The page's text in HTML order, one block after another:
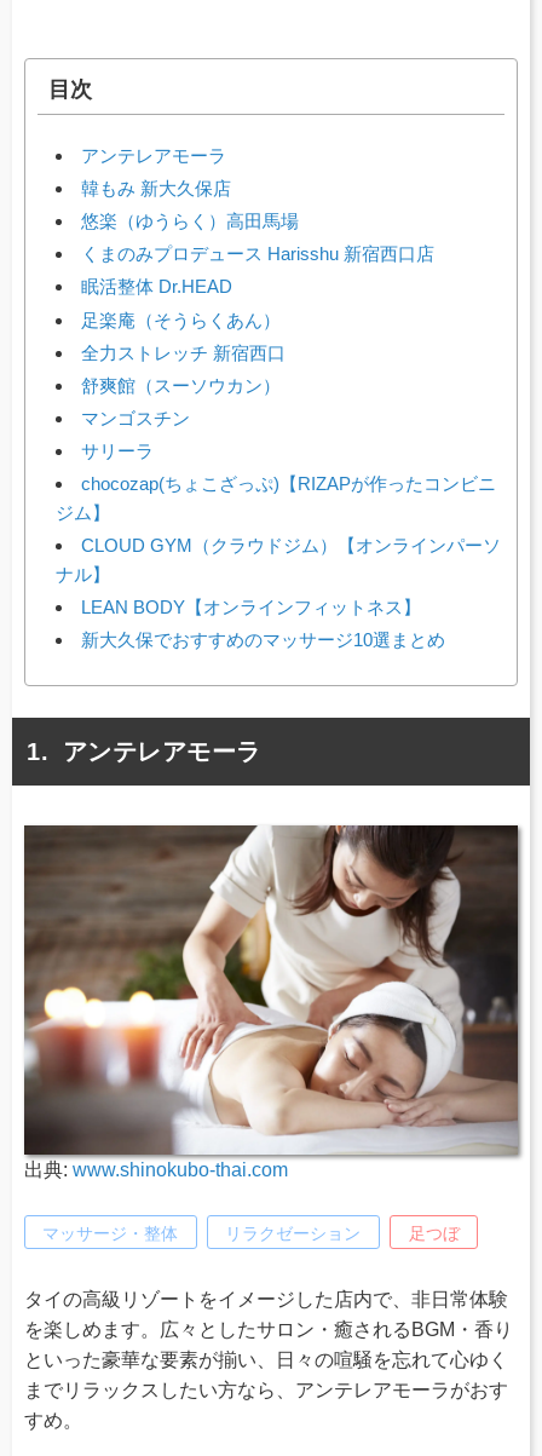
目次
アンテレアモーラ
韓もみ 新大久保店
悠楽（ゆうらく）高田馬場
くまのみプロデュース Harisshu 新宿西口店
眠活整体 Dr.HEAD
足楽庵（そうらくあん）
全力ストレッチ 新宿西口
舒爽館（スーソウカン）
マンゴスチン
サリーラ
chocozap(ちょこざっぷ)【RIZAPが作ったコンビニ
ジム】
CLOUD GYM（クラウドジム）【オンラインパーソ
ナル】
LEAN BODY【オンラインフィットネス】
新大久保でおすすめのマッサージ10選まとめ
アンテレアモーラ
出典: www.shinokubo-thai.com
マッサージ・整体 リラクゼーション 足つぼ
タイの高級リゾートをイメージした店内で、非日常体験
を楽しめます。広々としたサロン・癒されるBGM・香り
といった豪華な要素が揃い、日々の喧騒を忘れて心ゆく
までリラックスしたい方なら、アンテレアモーラがおす
すめ。